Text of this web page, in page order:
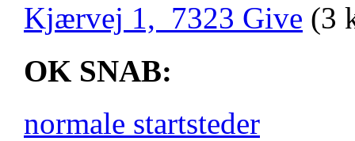
Kjærvej 1, 7323 Give (3
OK SNAB:
normale startsteder